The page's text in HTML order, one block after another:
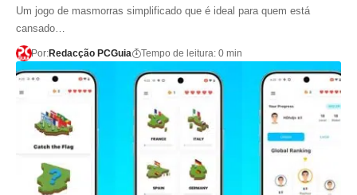
Um jogo de masmorras simplificado que é ideal para quem está
cansado…
Por:Redacção PCGuia Tempo de leitura: 0 min